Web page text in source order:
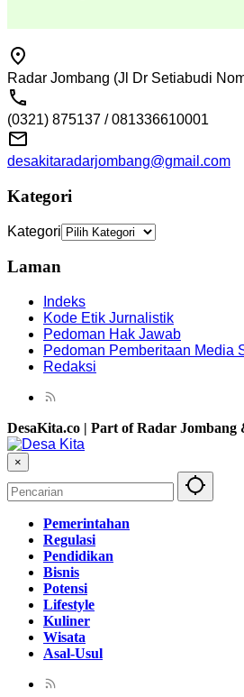
Radar Jombang (Jl Dr Setiabudi
(0321) 875137 / 081336610001
desakitaradarjombang@gmail.com
Kategori
Kategori
Laman
Indeks
Kode Etik Jurnalistik
Pedoman Hak Jawab
Pedoman Pemberitaan Media
Redaksi
DesaKita.co | Part of Radar
×
Pemerintahan
Regulasi
Pendidikan
Bisnis
Potensi
Lifestyle
Kuliner
Wisata
Asal-Usul